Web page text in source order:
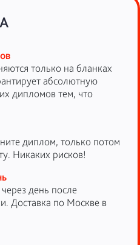
только на бланках
абсолютную
дипломов тем, что
диплом, только потом
Никаких рисков!
день после
Доставка по Москве в